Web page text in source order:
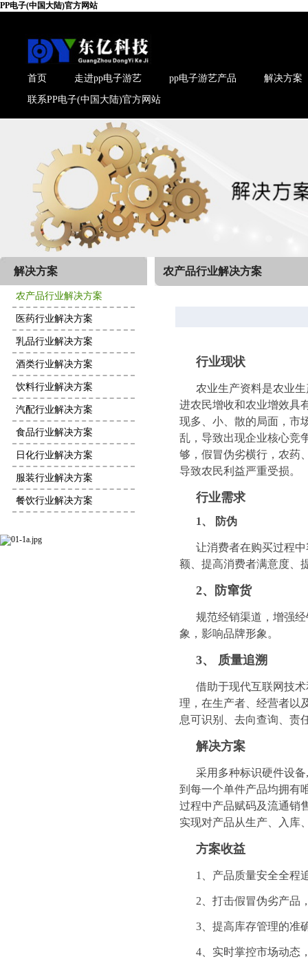
PP电子(中国大陆)官方网站
首页 走进pp电子游艺 pp电子游艺产品 解决方案
联系PP电子(中国大陆)官方网站
解决方案
农产品行业解决方案
医药行业解决方案
乳品行业解决方案
酒类行业解决方案
饮料行业解决方案
汽配行业解决方案
食品行业解决方案
日化行业解决方案
服装行业解决方案
餐饮行业解决方案
农产品行业解决方案
行业现状
农业生产资料是农业
进农民增收和农业增效具
现多、小、散的局面，市
乱，导致出现企业核心竞
够，假冒伪劣横行，农药
导致农民利益严重受损。
行业需求
1、 防伪
让消费者在购买过程
额、提高消费者满意度、
2、防窜货
规范经销渠道，增强
象，影响品牌形象。
3、 质量追溯
借助于现代互联网技
理，在生产者、经营者以
息可识别、去向查询、责
解决方案
采用多种标识硬件设
到每一个单件产品均拥有
过程中产品赋码及流通销
实现对产品从生产、入库
方案收益
1、产品质量安全全程
2、打击假冒伪劣产品
3、提高库存管理的准
4、实时掌控市场动态